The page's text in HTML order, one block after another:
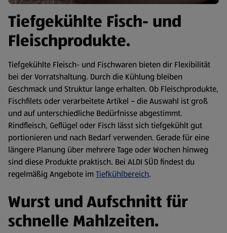
Tiefgekühlte Fisch- und
Fleischprodukte.
Tiefgekühlte Fleisch- und Fischwaren bieten dir Flexibilität
bei der Vorratshaltung. Durch die Kühlung bleiben
Geschmack und Struktur lange erhalten. Ob Fleischprodukte,
Fischfilets oder verarbeitete Artikel – die Auswahl ist groß
und auf unterschiedliche Bedürfnisse abgestimmt.
Rindfleisch, Geflügel oder Fisch lässt sich tiefgekühlt gut
portionieren und nach Bedarf verwenden. Gerade für eine
längere Planung über mehrere Tage oder Wochen hinweg
sind diese Produkte praktisch. Bei ALDI SÜD findest du
regelmäßig Angebote imTiefkühlbereich.
Wurst und Aufschnitt für
schnelle Mahlzeiten.